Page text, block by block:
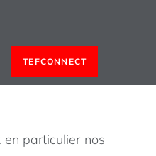
TEFCONNECT
particulier nos